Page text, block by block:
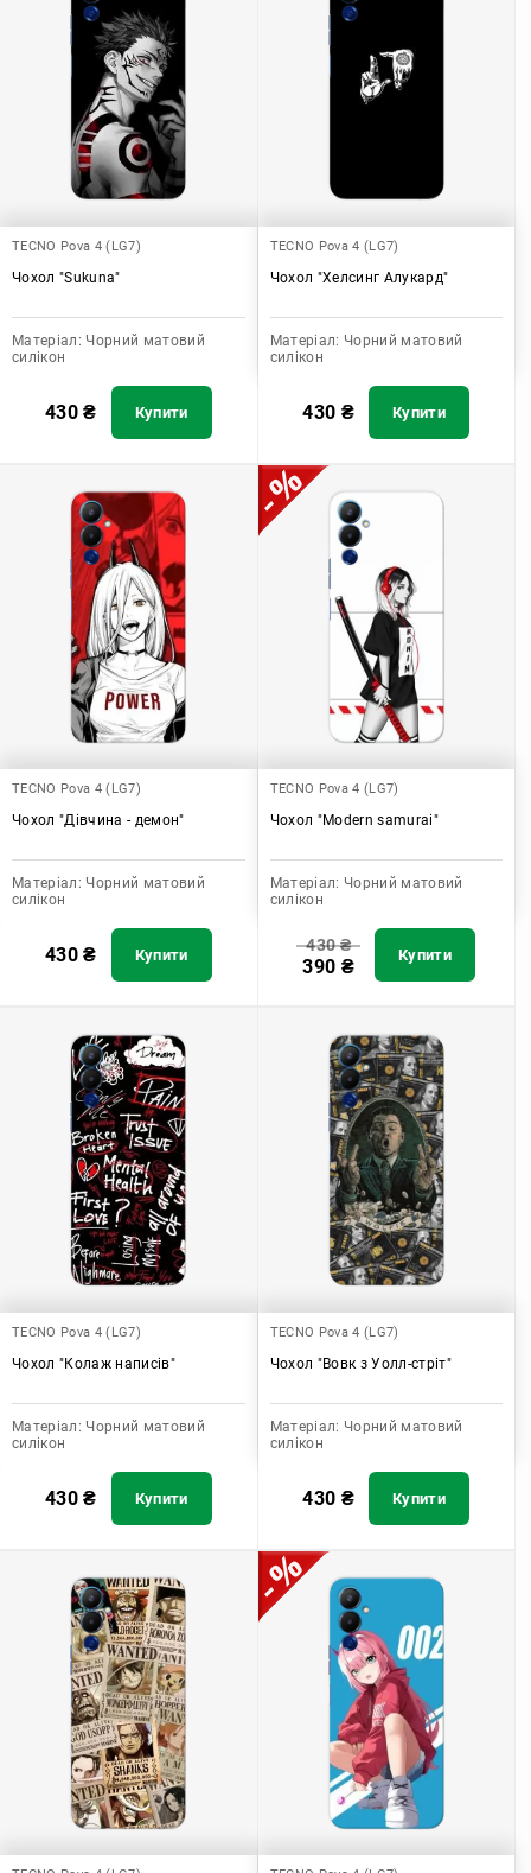
TECNO Pova 4 (LG7)
Чохол "Sukuna"
Матеріал: Чорний матовий
силікон
430₴ Купити
TECNO Pova 4 (LG7)
Чохол "Хелсинг Алукард"
Матеріал: Чорний матовий
силікон
430 ₴ Купити
TECNO Pova 4 (LG7)
Чохол "Дівчина - демон"
Матеріал: Чорний матовий
силікон
430₴ Купити
TECNO Pova 4 (LG7)
Чохол "Modern samurai"
Матеріал: Чорний матовий
силікон
430₴
390 ₴ Купити
TECNO Pova 4 (LG7)
Чохол "Колаж написів"
Матеріал: Чорний матовий
силікон
430₴ Купити
TECNO Pova 4 (LG7)
Чохол "Вовк з Уолл-стріт"
Матеріал: Чорний матовий
силікон
430 ₴ Купити